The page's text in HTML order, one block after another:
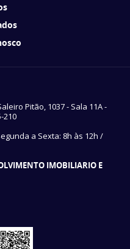
Pitão, 1037 - Sala 11A -
210
a Sexta: 8h às 12h /
IMOBILIARIO E